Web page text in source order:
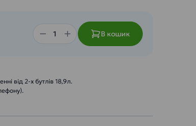
В кошик
від 2-х бутлів 18,9л.